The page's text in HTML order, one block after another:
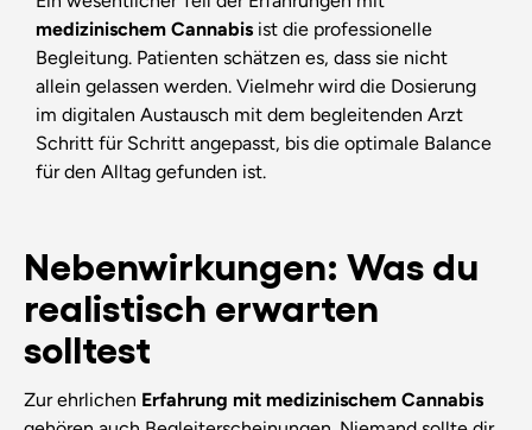
medizinischem Cannabis ist die professionelle
Begleitung. Patienten schätzen es, dass sie nicht
allein gelassen werden. Vielmehr wird die Dosierung
im digitalen Austausch mit dem begleitenden Arzt
Schritt für Schritt angepasst, bis die optimale Balance
für den Alltag gefunden ist.
Nebenwirkungen: Was du
realistisch erwarten
solltest
Zur ehrlichen Erfahrung mit medizinischem Cannabis